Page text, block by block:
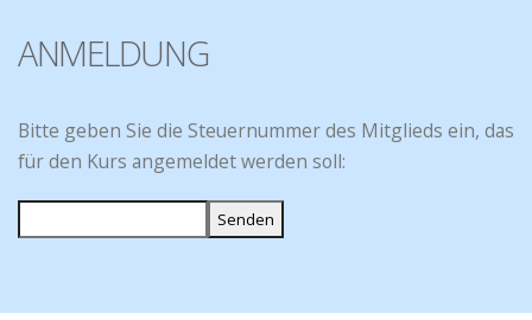
ANMELDUNG
Bitte geben Sie die Steuernummer des Mitglieds ein, das
für den Kurs angemeldet werden soll:
Senden